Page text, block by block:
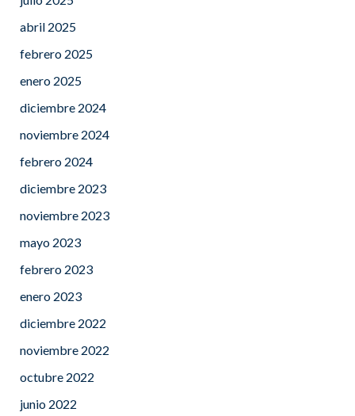
abril 2025
febrero 2025
enero 2025
diciembre 2024
noviembre 2024
febrero 2024
diciembre 2023
noviembre 2023
mayo 2023
febrero 2023
enero 2023
diciembre 2022
noviembre 2022
octubre 2022
junio 2022